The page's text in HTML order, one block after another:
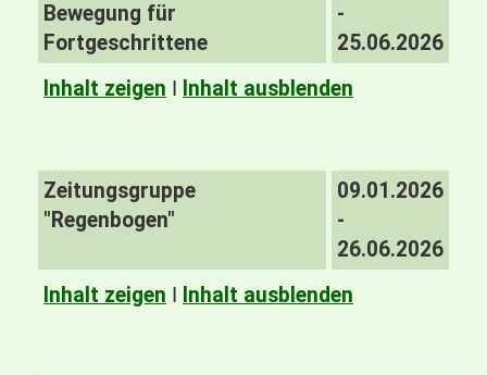
Bewegung für
Fortgeschrittene
-
25.06.2026
Inhalt zeigen I Inhalt ausblenden
Zeitungsgruppe
"Regenbogen"
09.01.2026
-
26.06.2026
Inhalt zeigen I Inhalt ausblenden